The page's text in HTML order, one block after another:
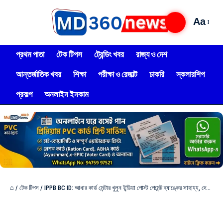
Aa
প্রথম পাতা টেক টিপস ট্রেন্ডিং খবর
রাজ্য ও দেশ
আন্তর্জাতিক খবর
শিক্ষা পরীক্ষা ও রেজাল্ট চাকরি
স্কলারশিপ
প্রকল্প
অনলাইন ইনকাম
⌂ / টেক টিপস / IPPB BC ID: আধার কার্ড সেন্টার খুলুন ইন্ডিয়া পোস্ট পেমেন্ট ব্যাঙ্কের সাহায্য, দেখুন নতুন পদ্ধতি?